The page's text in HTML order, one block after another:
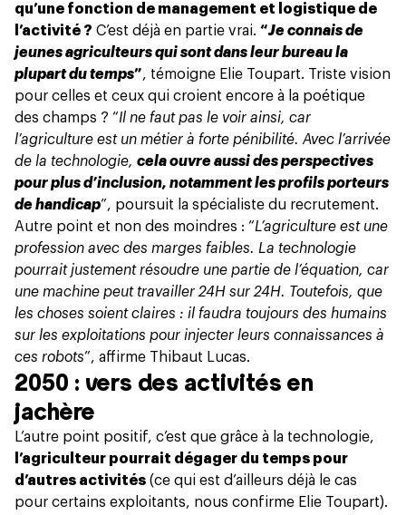
qu’une fonction de management et logistique de
l’activité ? C’est déjà en partie vrai. “Je connais de
jeunes agriculteurs qui sont dans leur bureau la
plupart du temps”, témoigne Elie Toupart. Triste vision
pour celles et ceux qui croient encore à la poétique
des champs ? “Il ne faut pas le voir ainsi, car
l’agriculture est un métier à forte pénibilité. Avec l’arrivée
de la technologie, cela ouvre aussi des perspectives
pour plus d’inclusion, notamment les profils porteurs
de handicap”, poursuit la spécialiste du recrutement.
Autre point et non des moindres : “L’agriculture est une
profession avec des marges faibles. La technologie
pourrait justement résoudre une partie de l’équation, car
une machine peut travailler 24H sur 24H. Toutefois, que
les choses soient claires : il faudra toujours des humains
sur les exploitations pour injecter leurs connaissances à
ces robots”, affirme Thibaut Lucas.
2050 : vers des activités en
jachère
L’autre point positif, c’est que grâce à la technologie,
l’agriculteur pourrait dégager du temps pour
d’autres activités (ce qui est d’ailleurs déjà le cas
pour certains exploitants, nous confirme Elie Toupart).